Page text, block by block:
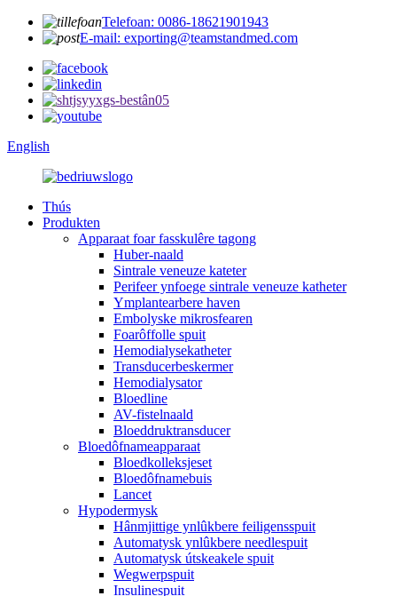
Telefoan: 0086-18621901943
E-mail: exporting@teamstandmed.com
English
Thús
Produkten
Apparaat foar fasskulêre tagong
Huber-naald
Sintrale veneuze kateter
Perifeer ynfoege sintrale veneuze katheter
Ymplantearbere haven
Embolyske mikrosfearen
Foarôffolle spuit
Hemodialysekatheter
Transducerbeskermer
Hemodialysator
Bloedline
AV-fistelnaald
Bloeddruktransducer
Bloedôfnameapparaat
Bloedkolleksjeset
Bloedôfnamebuis
Lancet
Hypodermysk
Hânmjittige ynlûkbere feiligensspuit
Automatysk ynlûkbere needlespuit
Automatysk útskeakele spuit
Wegwerpspuit
Insulinespuit